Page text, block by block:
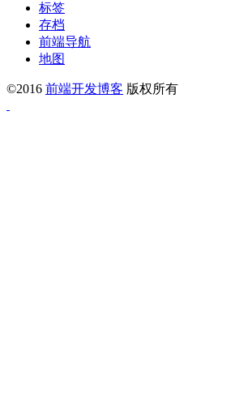
标签
存档
前端导航
地图
©2016 前端开发博客 版权所有